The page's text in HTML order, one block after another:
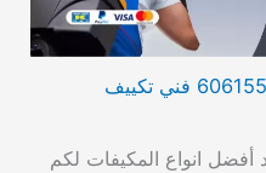
تصليح مكيفات صباح الاحمد 60615556 فني تكييف
انواع المكيفات لكم